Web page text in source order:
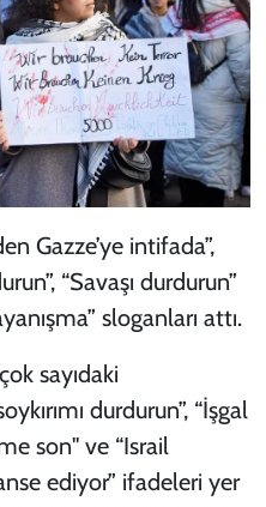
Gazze’ye intifada”,
“Savaşı durdurun”
sloganları attı.
sayıdaki
durdurun”, “İşgal
son'' ve “Israil
ediyor” ifadeleri yer